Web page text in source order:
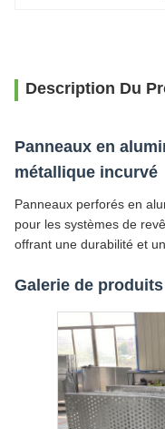
Description Du
Panneaux en
métallique incurvé
Panneaux perforés en
pour les systèmes de
offrant une durabilité et
Galerie de produits